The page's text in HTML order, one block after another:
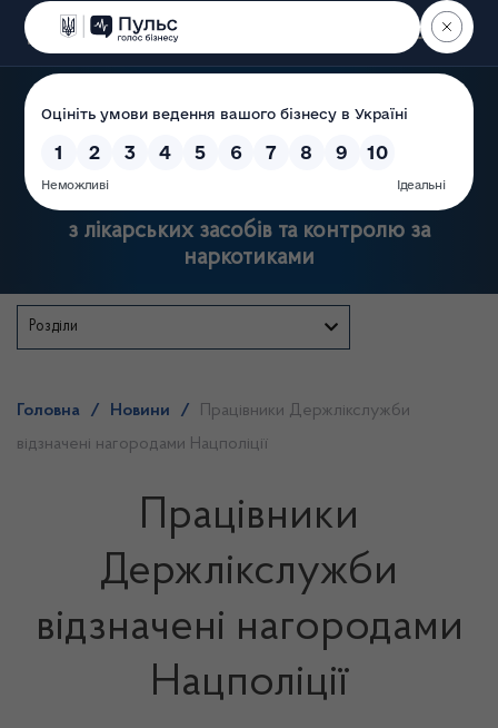
Пошук
Державна служба України
з лікарських засобів та контролю за
наркотиками
Розділи
Головна / Новини /
Працівники Держлікслужби
відзначені нагородами Нацполіції
Працівники
Держлікслужби
відзначені нагородами
Нацполіції